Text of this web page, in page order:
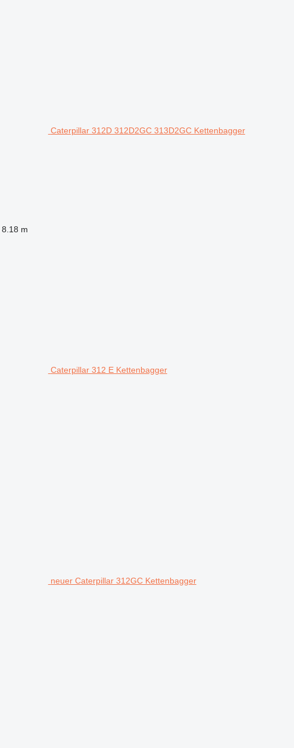
Caterpillar 312D 312D2GC 313D2GC Kettenbagger
8.18 m
Caterpillar 312 E Kettenbagger
neuer Caterpillar 312GC Kettenbagger